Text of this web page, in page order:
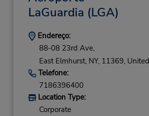
LaGuardia (LGA)
Endereço:
88-08 23rd Ave,
East Elmhurst, NY, 11369,
Telefone:
7186396400
Location Type:
Corporate